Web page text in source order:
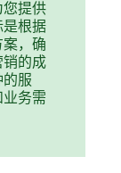
您提供
是根据
，确
销的成
服
务需